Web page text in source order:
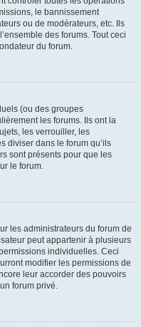
le bannissement
ou de modérateurs, etc. Ils
des forums. Tout ceci
du forum.
(ou des groupes
les forums. Ils ont la
les verrouiller, les
diviser dans le forum qu’ils
sont présents pour que les
le forum.
les administrateurs du forum de
peut appartenir à plusieurs
individuelles. Ceci
modifier les permissions de
leur accorder des pouvoirs
forum privé.